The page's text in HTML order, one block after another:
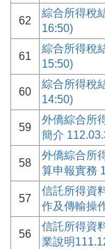
62
綜合所得稅
16:50)
61
綜合所得稅
15:50)
60
綜合所得稅
14:50)
59
外僑綜合所
簡介
58
外僑綜合所
算申報實務
57
信託所得資
作及傳輸操
56
信託所得資
業說明